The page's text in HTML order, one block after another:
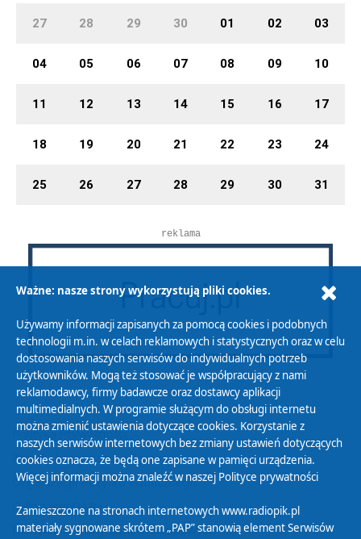
27 28 29 30 01 02 03
04 05 06 07 08 09 10
11 12 13 14 15 16 17
18 19 20 21 22 23 24
25 26 27 28 29 30 31
reklama
Polityka Prywatności
Zasady korzystania z Serwisu
Organizacje Pożytku Publicznego
Cyfryzacja DAB+
Polityka ochrony danych osobowych
Ważne: nasze strony wykorzystują pliki cookies.
Używamy informacji zapisanych za pomocą cookies i podobnych
technologii m.in. w celach reklamowych i statystycznych oraz w celu
dostosowania naszych serwisów do indywidualnych potrzeb
użytkowników. Mogą też stosować je współpracujący z nami
reklamodawcy, firmy badawcze oraz dostawcy aplikacji
multimedialnych. W programie służącym do obsługi internetu
można zmienić ustawienia dotyczące cookies. Korzystanie z
naszych serwisów internetowych bez zmiany ustawień dotyczących
cookies oznacza, że będą one zapisane w pamięci urządzenia.
Więcej informacji można znaleźć w naszej Polityce prywatności
Zamieszczone na stronach internetowych www.radiopik.pl
materiały sygnowane skrótem „PAP” stanowią element Serwisów